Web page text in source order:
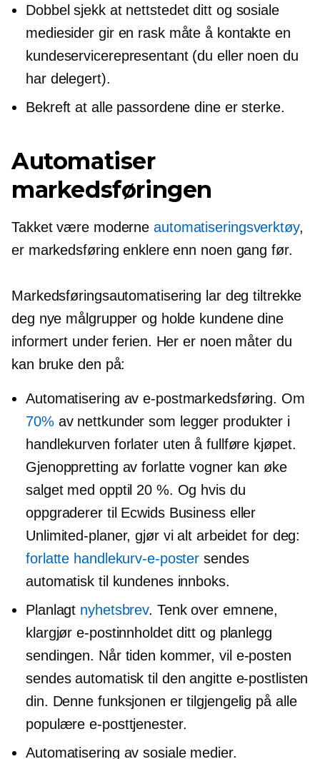
Dobbel sjekkat nettstedet ditt og sosiale
mediesider gir en rask måte å kontakte en
kundeservicerepresentant (du eller noen du
har delegert).
Bekreft at alle passordene dine er sterke.
Automatiser
markedsføringen
Takket være moderne automatiseringsverktøy,
er markedsføring enklere enn noen gang før.
Markedsføringsautomatisering lar deg tiltrekke
deg nye målgrupper og holde kundene dine
informert under ferien. Her er noen måter du
kan bruke den på:
Automatisering av e-postmarkedsføring. Om
70% av nettkunder som legger produkter i
handlekurven forlater uten å fullføre kjøpet.
Gjenoppretting av forlatte vogner kan øke
salget med opptil 20 %. Og hvis du
oppgraderer til Ecwids Business eller
Unlimited-planer, gjør vi alt arbeidet for deg:
forlatte handlekurv-e-poster sendes
automatisk til kundenes innboks.
Planlagt nyhetsbrev. Tenk over emnene,
klargjør e-postinnholdet ditt og planlegg
sendingen. Når tiden kommer, vil e-posten
sendes automatisk til den angitte e-postlisten
din. Denne funksjonen er tilgjengelig på alle
populære e-posttjenester.
Automatisering av sosiale medier.